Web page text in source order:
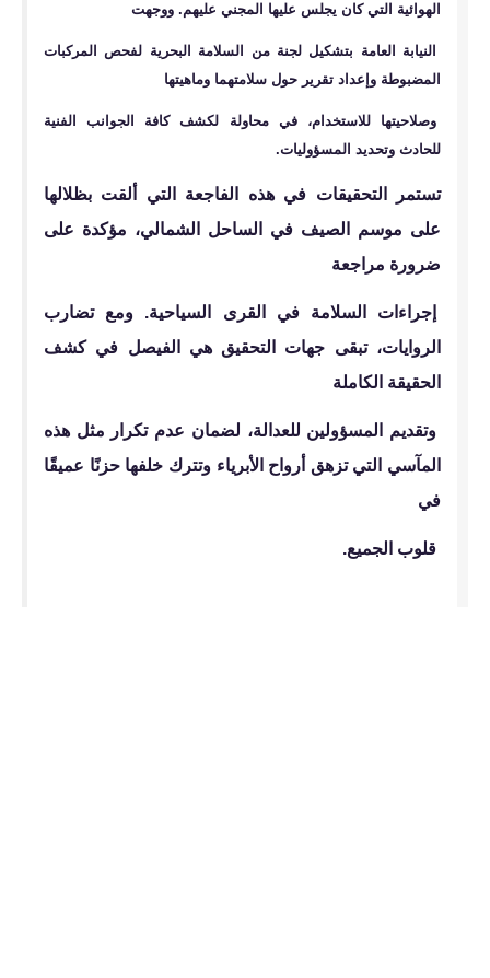
الهوائية التي كان يجلس عليها المجني عليهم. ووجهت
النيابة العامة بتشكيل لجنة من السلامة البحرية لفحص المركبات
المضبوطة وإعداد تقرير حول سلامتهما وماهيتها
وصلاحيتها للاستخدام، في محاولة لكشف كافة الجوانب الفنية
للحادث وتحديد المسؤوليات.
تستمر التحقيقات في هذه الفاجعة التي ألقت بظلالها
على موسم الصيف في الساحل الشمالي، مؤكدة على
ضرورة مراجعة
إجراءات السلامة في القرى السياحية. ومع تضارب
الروايات، تبقى جهات التحقيق هي الفيصل في كشف
الحقيقة الكاملة
وتقديم المسؤولين للعدالة، لضمان عدم تكرار مثل هذه
المآسي التي تزهق أرواح الأبرياء وتترك خلفها حزنًا عميقًا
في
قلوب الجميع.